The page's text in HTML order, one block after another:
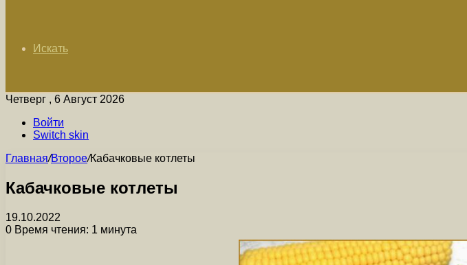
Искать
Четверг , 6 Август 2026
Войти
Switch skin
Главная/Второе/Кабачковые котлеты
Кабачковые котлеты
19.10.2022
0 Время чтения: 1 минута